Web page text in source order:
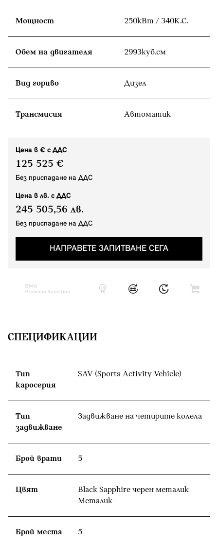
Мощност 250кВт / 340К.С.
Обем на двигателя 2993куб.cм
Вид гориво Дизел
Tрансмисия Автоматик
Цена в € с ДДС
125 525 €
Без приспадане на ДДС
Цена в лв. с ДДС
245 505,56 лв.
Без приспадане на ДДС
НАПРАВЕТЕ ЗАПИТВАНЕ СЕГА
СПЕЦИФИКАЦИИ
Тип
каросерия
SAV (Sports Activity Vehicle)
Тип
задвижване
Задвижване на четирите колела
Брой врати 5
Цвят
Black Sapphire черен металик
Meталик
Брой места 5